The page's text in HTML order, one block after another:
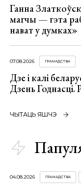
Ганна
магчы — гэта
нават у думках»
07.08.2026 ГРАМАДСТВА
Дзе і калі
Дзень
ЧЫТАЦЬ ЯШЧЭ
04.08.2026 ГРАМАДСТВА